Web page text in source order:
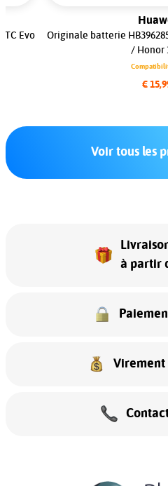
Evo
Originale batterie
/ Honor
€
Voir tous les
à partir
Virement